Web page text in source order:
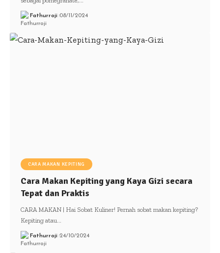
Fathurroji 08/11/2024
CARA MAKAN KEPITING
Cara Makan Kepiting yang Kaya Gizi secara
Tepat dan Praktis
CARA MAKAN | Hai Sobat Kuliner! Pernah sobat makan kepiting?
Kepiting atau…
Fathurroji 24/10/2024